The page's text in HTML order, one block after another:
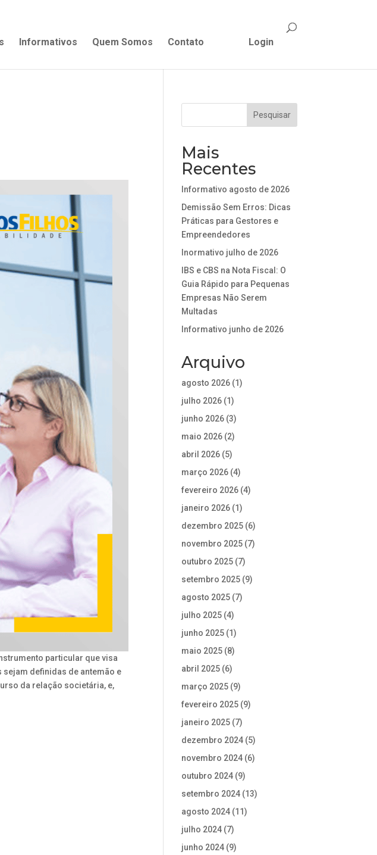
Informativos Quem Somos Contato Login
particular que visa
definidas de antemão e
da relação societária, e,
Mais
Recentes
Informativo agosto de 2026
Demissão Sem Erros: Dicas
Práticas para Gestores e
Empreendedores
Inormativo julho de 2026
IBS e CBS na Nota Fiscal: O
Guia Rápido para Pequenas
Empresas Não Serem
Multadas
Informativo junho de 2026
Arquivo
agosto 2026 (1)
julho 2026 (1)
junho 2026 (3)
maio 2026 (2)
abril 2026 (5)
março 2026 (4)
fevereiro 2026 (4)
janeiro 2026 (1)
dezembro 2025 (6)
novembro 2025 (7)
outubro 2025 (7)
setembro 2025 (9)
agosto 2025 (7)
julho 2025 (4)
junho 2025 (1)
maio 2025 (8)
abril 2025 (6)
março 2025 (9)
fevereiro 2025 (9)
janeiro 2025 (7)
dezembro 2024 (5)
novembro 2024 (6)
outubro 2024 (9)
setembro 2024 (13)
agosto 2024 (11)
julho 2024 (7)
junho 2024 (9)